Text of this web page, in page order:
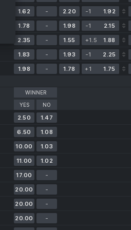
1.62 - 2.20 -1 1.92
1.78 - 1.98 -1 2.15
2.35 - 1.55 +1.5 1.88
1.83 - 1.93 -1 2.25
1.98 - 1.78 +1 1.75
WINNER
YES
NO
2.50
1.47
6.50
1.08
10.00
1.03
11.00
1.02
17.00
-
20.00
-
20.00
-
20.00
-